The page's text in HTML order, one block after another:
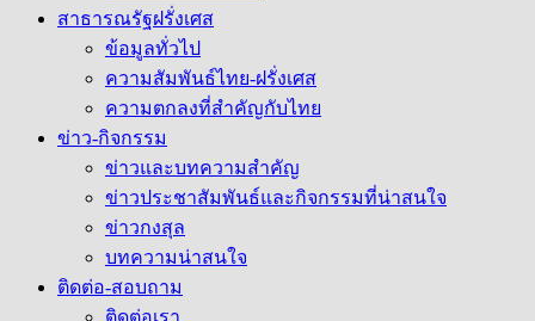
สาธารณรัฐฝรั่งเศส
ข้อมูลทั่วไป
ความสัมพันธ์ไทย-ฝรั่งเศส
ความตกลงที่สำคัญกับไทย
ข่าว-กิจกรรม
ข่าวและบทความสำคัญ
ข่าวประชาสัมพันธ์และกิจกรรมที่น่าสนใจ
ข่าวกงสุล
บทความน่าสนใจ
ติดต่อ-สอบถาม
ติดต่อเรา